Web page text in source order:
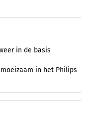
in de basis
in het Philips